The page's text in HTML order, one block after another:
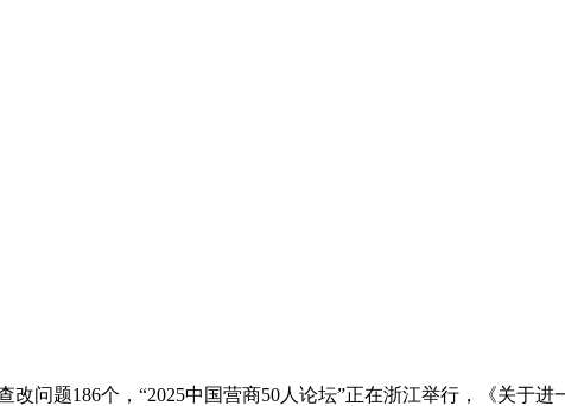
题186个，“2025中国营商50人论坛”正在浙江举行，《关于进